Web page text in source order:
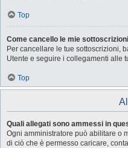
Top
Come cancello le mie
Per cancellare le tue sottoscrizioni,
Utente e seguire i collegamenti alle
Top
Quali allegati sono ammessi in
Ogni amministratore può abilitare o
di ciò che è permesso caricare,